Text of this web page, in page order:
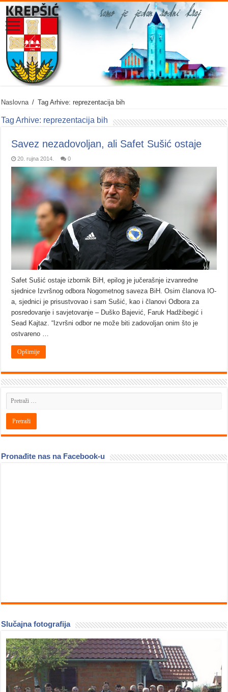
Naslovna / Tag Arhive: reprezentacija bih
Tag Arhive: reprezentacija bih
Savez nezadovoljan, ali Safet Sušić ostaje
20. rujna 2014. 0
Safet Sušić ostaje izbornik BiH, epilog je jučerašnje izvanredne
sjednice Izvršnog odbora Nogometnog saveza BiH. Osim članova IO-
a, sjednici je prisustvovao i sam Sušić, kao i članovi Odbora za
posredovanje i savjetovanje – Duško Bajević, Faruk Hadžibegić i
Sead Kajtaz. “Izvršni odbor ne može biti zadovoljan onim što je
ostvareno …
Opširnije
Pronađite nas na Facebook-u
Slučajna fotografija